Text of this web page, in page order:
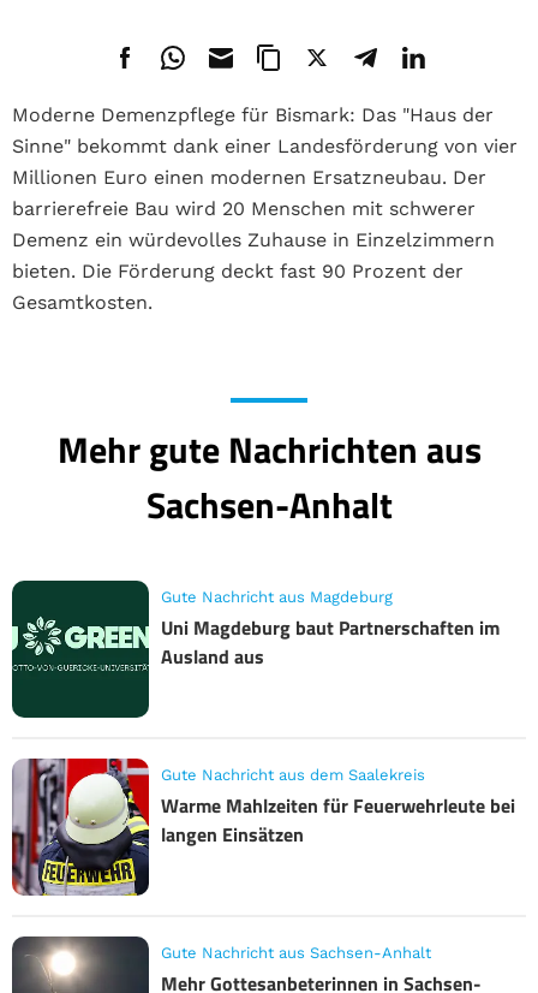
Moderne Demenzpflege für Bismark: Das "Haus der
Sinne" bekommt dank einer Landesförderung von vier
Millionen Euro einen modernen Ersatzneubau. Der
barrierefreie Bau wird 20 Menschen mit schwerer
Demenz ein würdevolles Zuhause in Einzelzimmern
bieten. Die Förderung deckt fast 90 Prozent der
Gesamtkosten.
Mehr gute Nachrichten aus
Sachsen-Anhalt
Gute Nachricht aus Magdeburg
Uni Magdeburg baut Partnerschaften im
Ausland aus
Gute Nachricht aus dem Saalekreis
Warme Mahlzeiten für Feuerwehrleute bei
langen Einsätzen
Gute Nachricht aus Sachsen-Anhalt
Mehr Gottesanbeterinnen in Sachsen-